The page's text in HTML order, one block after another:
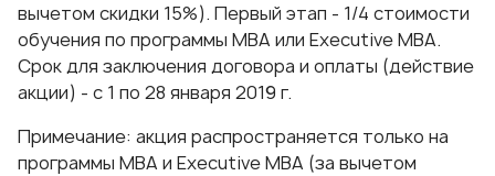
вычетом скидки 15%). Первый этап - 1/4 стоимости
обучения по программы МВА или Executive МВА.
Срок для заключения договора и оплаты (действие
акции) - с 1 по 28 января 2019 г.
Примечание: акция распространяется только на
программы МВА и Executive МВА (за вычетом